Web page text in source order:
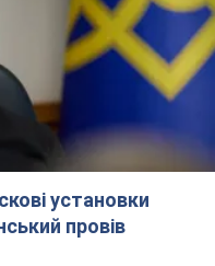
установки
провів